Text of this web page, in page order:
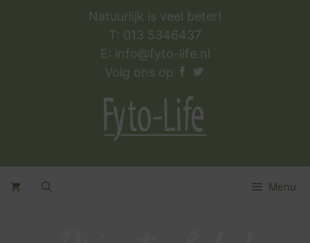
Natuurlijk is veel beter!
T: 013 5346437
E: info@fyto-life.nl
Volg ons op
Menu